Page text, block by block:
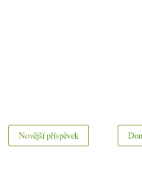
Novější příspěvek